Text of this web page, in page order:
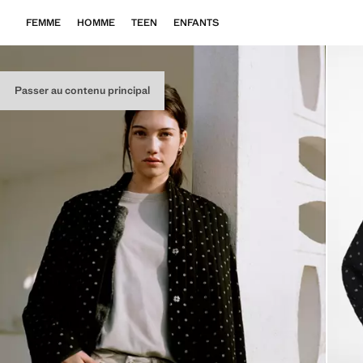
Passer au contenu principal
FEMME HOMME TEEN ENFANTS